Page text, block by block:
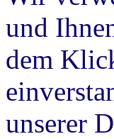
und
dem
unserer